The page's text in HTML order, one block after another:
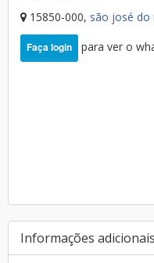
15850-000, são josé do
Faça login para ver o
Informações adicionais